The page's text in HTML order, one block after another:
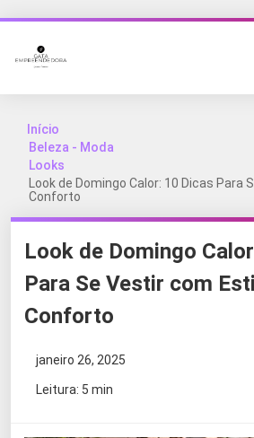
Início
Beleza - Moda
Looks
Look de Domingo Calor: 10 Dicas Para
Conforto
Look de Domingo
Para Se Vestir com
Conforto
janeiro 26, 2025
Leitura: 5 min